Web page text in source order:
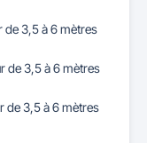
de 3,5 à 6 mètres
de 3,5 à 6 mètres
de 3,5 à 6 mètres